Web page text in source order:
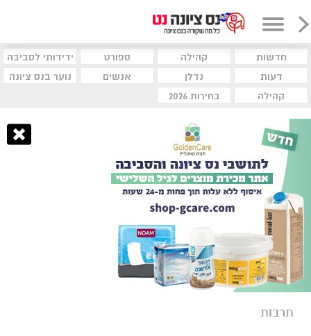
חדשות קהילה ספורט
ידידותי לסביבה
דעות
נדלן אנשים
נוער בנס ציונה
קהילה
בחירות 2026
תרבות